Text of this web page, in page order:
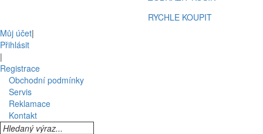
RYCHLE KOUPIT
Můj účet|
Přihlásit
|
Registrace
Obchodní podmínky
Servis
Reklamace
Kontakt